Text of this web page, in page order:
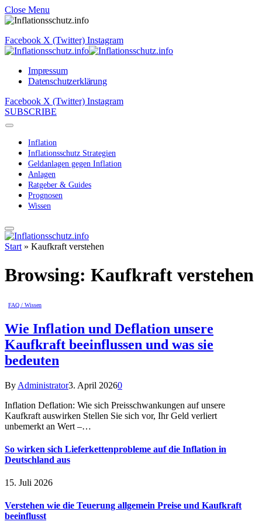
Close Menu
Facebook X (Twitter) Instagram
Impressum
Datenschutzerklärung
Facebook X (Twitter) Instagram
SUBSCRIBE
Inflation
Inflationsschutz Strategien
Geldanlagen gegen Inflation
Anlagen
Ratgeber & Guides
Prognosen
Wissen
Start » Kaufkraft verstehen
Browsing: Kaufkraft verstehen
FAQ / Wissen
Wie Inflation und Deflation unsere
Kaufkraft beeinflussen und was sie
bedeuten
By Administrator3. April 20260
Inflation Deflation: Wie sich Preisschwankungen auf unsere
Kaufkraft auswirken Stellen Sie sich vor, Ihr Geld verliert
unbemerkt an Wert –…
So wirken sich Lieferkettenprobleme auf die Inflation in
Deutschland aus
15. Juli 2026
Verstehen wie die Teuerung allgemein Preise und Kaufkraft
beeinflusst